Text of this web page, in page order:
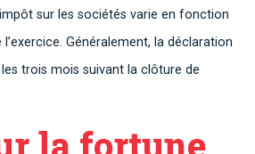
sur les sociétés varie en fonction
Généralement, la déclaration
trois mois suivant la clôture de